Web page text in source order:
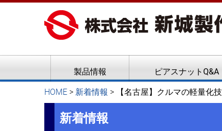
ピアスナット、クリンチボル
新城製作所
製品情報 ピアスナットQ&A
HOME > 新着情報 > 【名古屋】クルマの軽量化
新着情報